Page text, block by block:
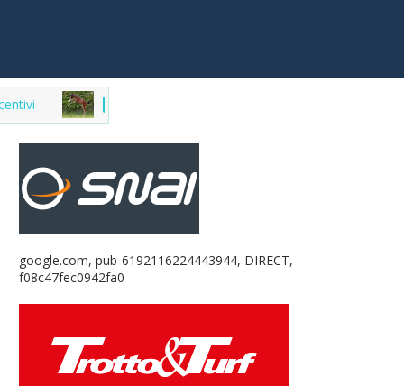
FATTRICI
google.com, pub-6192116224443944, DIRECT,
f08c47fec0942fa0